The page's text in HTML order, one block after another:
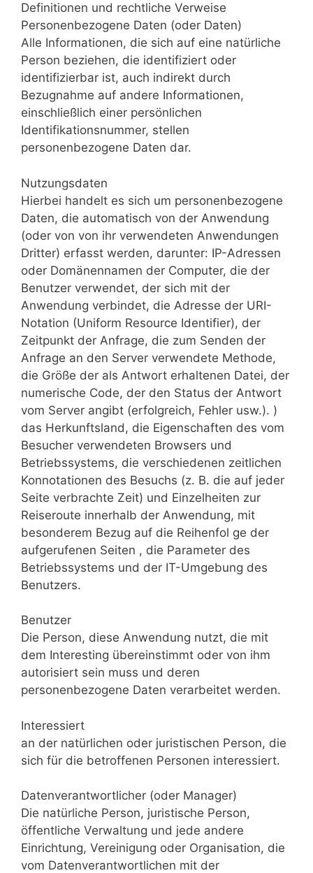
Definitionen und rechtliche Verweise
Personenbezogene Daten (oder Daten)
Alle Informationen, die sich auf eine natürliche
Person beziehen, die identifiziert oder
identifizierbar ist, auch indirekt durch
Bezugnahme auf andere Informationen,
einschließlich einer persönlichen
Identifikationsnummer, stellen
personenbezogene Daten dar.
Nutzungsdaten
Hierbei handelt es sich um personenbezogene
Daten, die automatisch von der Anwendung
(oder von von ihr verwendeten Anwendungen
Dritter) erfasst werden, darunter: IP-Adressen
oder Domänennamen der Computer, die der
Benutzer verwendet, der sich mit der
Anwendung verbindet, die Adresse der URI-
Notation (Uniform Resource Identifier), der
Zeitpunkt der Anfrage, die zum Senden der
Anfrage an den Server verwendete Methode,
die Größe der als Antwort erhaltenen Datei, der
numerische Code, der den Status der Antwort
vom Server angibt (erfolgreich, Fehler usw.). )
das Herkunftsland, die Eigenschaften des vom
Besucher verwendeten Browsers und
Betriebssystems, die verschiedenen zeitlichen
Konnotationen des Besuchs (z. B. die auf jeder
Seite verbrachte Zeit) und Einzelheiten zur
Reiseroute innerhalb der Anwendung, mit
besonderem Bezug auf die Reihenfol ge der
aufgerufenen Seiten , die Parameter des
Betriebssystems und der IT-Umgebung des
Benutzers.
Benutzer
Die Person, diese Anwendung nutzt, die mit
dem Interesting übereinstimmt oder von ihm
autorisiert sein muss und deren
personenbezogene Daten verarbeitet werden.
Interessiert
an der natürlichen oder juristischen Person, die
sich für die betroffenen Personen interessiert.
Datenverantwortlicher (oder Manager)
Die natürliche Person, juristische Person,
öffentliche Verwaltung und jede andere
Einrichtung, Vereinigung oder Organisation, die
vom Datenverantwortlichen mit der